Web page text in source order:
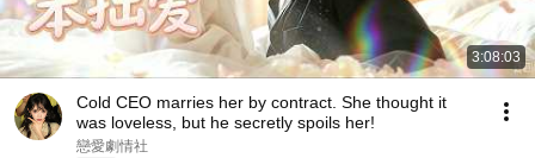
3:08:03
Cold CEO marries her by contract. She thought it
was loveless, but he secretly spoils her!
戀愛劇情社